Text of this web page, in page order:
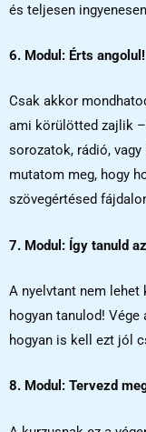
és teljesen
6. Modul: Érts angolul!
Csak akkor
ami körülötted zajlik –
sorozatok, rádió,
mutatom meg, hogy
szövegértésed
7. Modul: Így tanuld
A nyelvtant nem
hogyan tanulod! Vége
hogyan is kell ezt jól
8. Modul: Tervezd